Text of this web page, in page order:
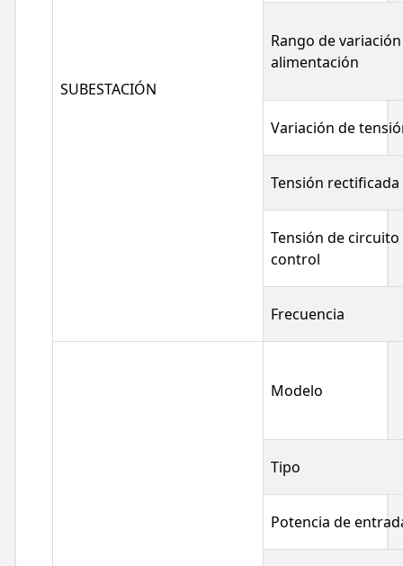
SUBESTACIÓN
Rango de
alimentación
Variación de
Tensión rectificada
Tensión de circuito
control
Frecuencia
Modelo
Tipo
Potencia de